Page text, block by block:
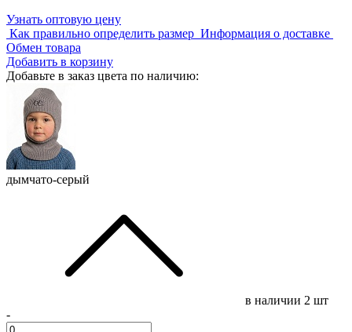
Узнать оптовую цену
Как правильно определить размер Информация о доставке
Обмен товара
Добавить в корзину
Добавьте в заказ цвета по наличию:
дымчато-серый
в наличии 2 шт
-